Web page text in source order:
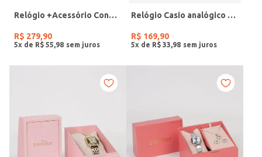
Relógio +Acessório Condor Feminino DOURADO
R$ 279,90
5x de R$ 55 98
Relógio Casio analógico MW-240-4BVDF-SC
R$ 169,90
5x de R$ 33 98